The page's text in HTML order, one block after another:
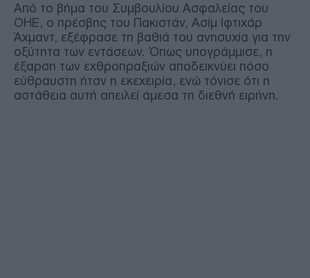
Από το βήμα του Συμβουλίου Ασφαλείας του
ΟΗΕ, ο πρέσβης του Πακιστάν, Ασίμ Ιφτιχάρ
Άχμαντ, εξέφρασε τη βαθιά του ανησυχία για την
οξύτητα των εντάσεων. Όπως υπογράμμισε, η
έξαρση των εχθροπραξιών αποδεικνύει πόσο
εύθραυστη ήταν η εκεχειρία, ενώ τόνισε ότι η
αστάθεια αυτή απειλεί άμεσα τη διεθνή ειρήνη.